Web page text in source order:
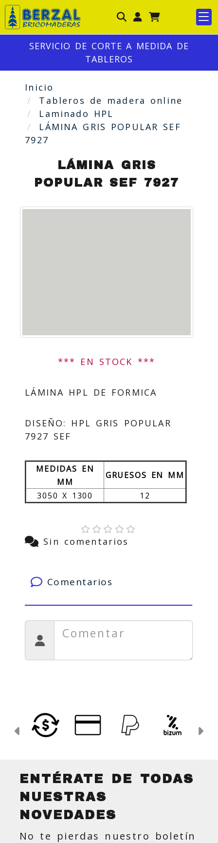
Identifícate
SERVICIO DE CORTE A MEDIDA DE
TABLEROS
Inicio
Tableros de madera online
Laminado HPL
LÁMINA GRIS POPULAR SEF
7927
LÁMINA GRIS
POPULAR SEF 7927
*** EN STOCK ***
LÁMINA HPL DE FORMICA
DISEÑO: HPL GRIS POPULAR
7927 SEF
MEDIDAS EN
MM
GRUESOS EN MM
3050 X 1300
12
Sin comentarios
Comentarios
Anterior
ENTÉRATE DE TODAS
NUESTRAS
NOVEDADES
No te pierdas nuestro boletín